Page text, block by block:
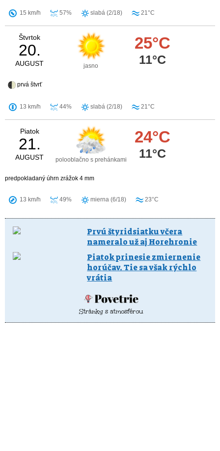
15 km/h 57% slabá (2/18) 21°C
Štvrtok
20.
AUGUST jasno
25°C
11°C
prvá štvrť
13 km/h 44% slabá (2/18) 21°C
Piatok
21.
AUGUST polooblačno s prehánkami
24°C
11°C
predpokladaný úhrn zrážok 4 mm
13 km/h 49% mierna (6/18) 23°C
Prvú štyridsiatku včera
nameralo už aj Horehronie
Piatok prinesie zmiernenie
horúčav. Tie sa však rýchlo
vrátia
Stránky s atmosférou